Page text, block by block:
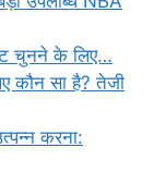
चुनने के लिए…
सा है? तेजी
करना: